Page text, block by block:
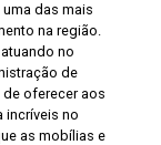
das mais
na região.
no
de
oferecer aos
incríveis no
as mobílias e